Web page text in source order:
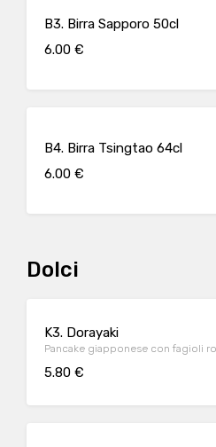
B3. Birra Sapporo 50cl
6.00 €
B4. Birra Tsingtao 64cl
6.00 €
Dolci
K3. Dorayaki
Pancake giapponese con fagioli
5.80 €